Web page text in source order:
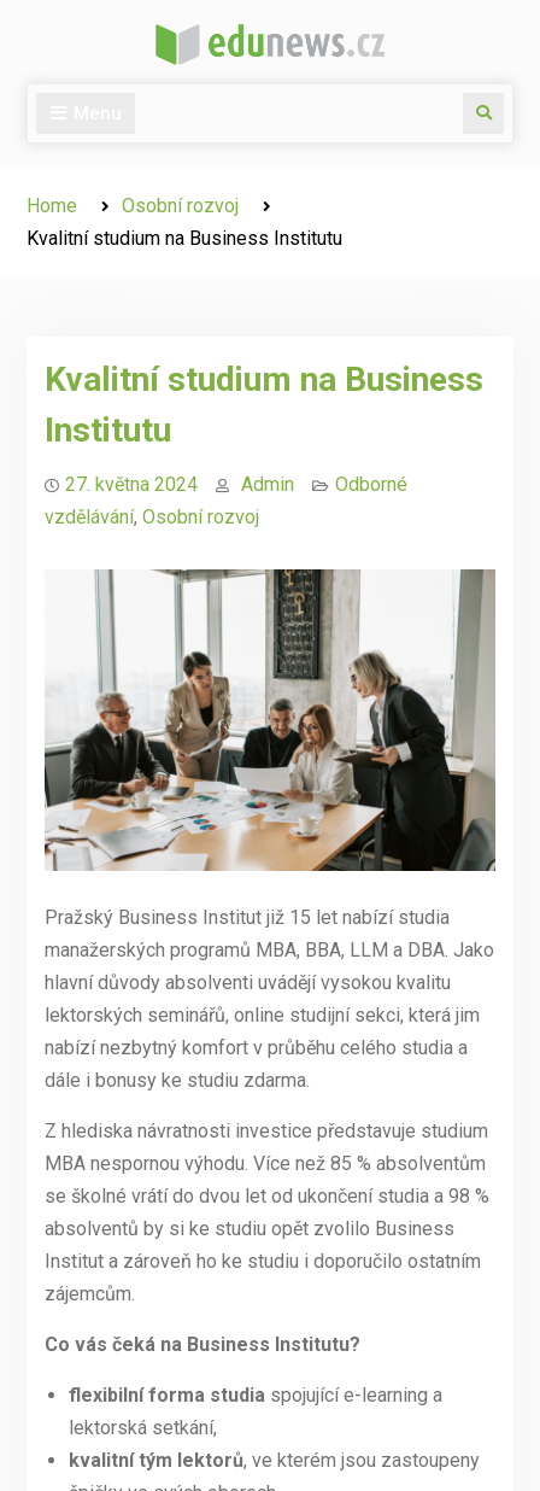
Search
Home
Osobní rozvoj
Kvalitní studium na Business Institutu
Kvalitní studium na Business
Institutu
27. května 2024 Admin
Odborné
vzdělávání, Osobní rozvoj
Pražský Business Institut již 15 let nabízí studia
manažerských programů MBA, BBA, LLM a DBA. Jako
hlavní důvody absolventi uvádějí vysokou kvalitu
lektorských seminářů, online studijní sekci, která jim
nabízí nezbytný komfort v průběhu celého studia a
dále i bonusy ke studiu zdarma.
Z hlediska návratnosti investice představuje studium
MBA nespornou výhodu. Více než 85 % absolventům
se školné vrátí do dvou let od ukončení studia a 98 %
absolventů by si ke studiu opět zvolilo Business
Institut a zároveň ho ke studiu i doporučilo ostatním
zájemcům.
Co vás čeká na Business Institutu?
flexibilní forma studia spojující e-learning a
lektorská setkání,
kvalitní tým lektorů, ve kterém jsou zastoupeny